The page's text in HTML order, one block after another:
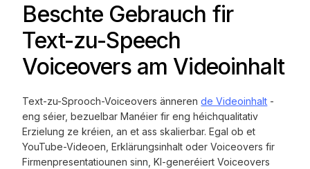
Beschte Gebrauch fir
Text-zu-Speech
Voiceovers am Videoinhalt
Text-zu-Sprooch-Voiceovers ännerende Videoinhalt -
eng séier, bezuelbar Manéier fir eng héichqualitativ
Erzielung ze kréien, an et ass skalierbar. Egal ob et
YouTube-Videoen, Erklärungsinhalt oder Voiceovers fir
Firmenpresentatiounen sinn, KI-generéiert Voiceovers